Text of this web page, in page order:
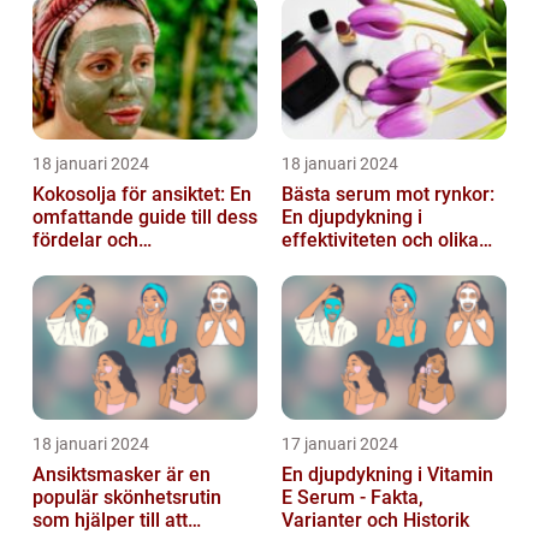
18 januari 2024
Kokosolja för ansiktet: En
omfattande guide till dess
fördelar och
18 januari 2024
Bästa serum mot rynkor:
En djupdykning i
effektiviteten och olika
18 januari 2024
Ansiktsmasker är en
populär skönhetsrutin
som hjälper till att
17 januari 2024
En djupdykning i Vitamin
E Serum - Fakta,
Varianter och Historik